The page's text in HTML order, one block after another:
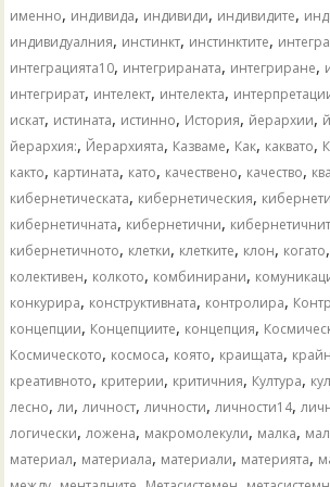
именно, индивида, индивиди, индивидите,
индивидуалния, инстинкт, инстинктите,
интеграцията10, интегрираната, интегриране,
интегрират, интелект, интелекта,
искат, истината, истинно, История, йерархии,
йерархия:, Йерархията, Казваме, Как, каквато,
както, картината, като, качествено, качество,
кибернетическата, кибернетическия,
кибернетичната, кибернетични,
кибернетичното, клетки, клетките, клон, когато,
колективен, колкото, комбинирани,
конкурира, конструктивната, контролира,
концепции, Концепциите, концепция,
Космическото, космоса, която, краищата,
креативното, критерии, критичния, Култура,
лесно,ли,личност,личности,личности14,
логически,ложена, макромолекули, малка,
материал, материала, материали, материята,